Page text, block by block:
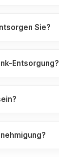
Sie?
Entsorgung?